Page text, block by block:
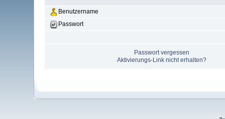
Benutzername
Passwort
Passwort vergessen
Aktivierungs-Link nicht erhalten?